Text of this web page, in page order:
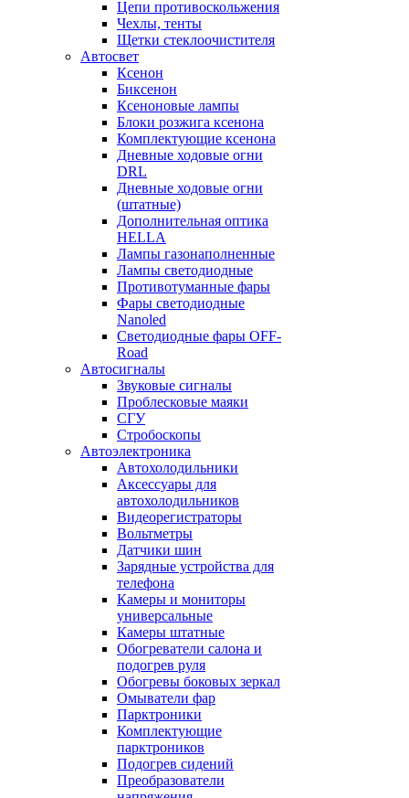
Цепи противоскольжения
Чехлы, тенты
Щетки стеклоочистителя
Автосвет
Ксенон
Биксенон
Ксеноновые лампы
Блоки розжига ксенона
Комплектующие ксенона
Дневные ходовые огни
DRL
Дневные ходовые огни
(штатные)
Дополнительная оптика
HELLA
Лампы газонаполненные
Лампы светодиодные
Противотуманные фары
Фары светодиодные
Nanoled
Светодиодные фары OFF-
Road
Автосигналы
Звуковые сигналы
Проблесковые маяки
СГУ
Стробоскопы
Автоэлектроника
Автохолодильники
Аксессуары для
автохолодильников
Видеорегистраторы
Вольтметры
Датчики шин
Зарядные устройства для
телефона
Камеры и мониторы
универсальные
Камеры штатные
Обогреватели салона и
подогрев руля
Обогревы боковых зеркал
Омыватели фар
Парктроники
Комплектующие
парктроников
Подогрев сидений
Преобразователи